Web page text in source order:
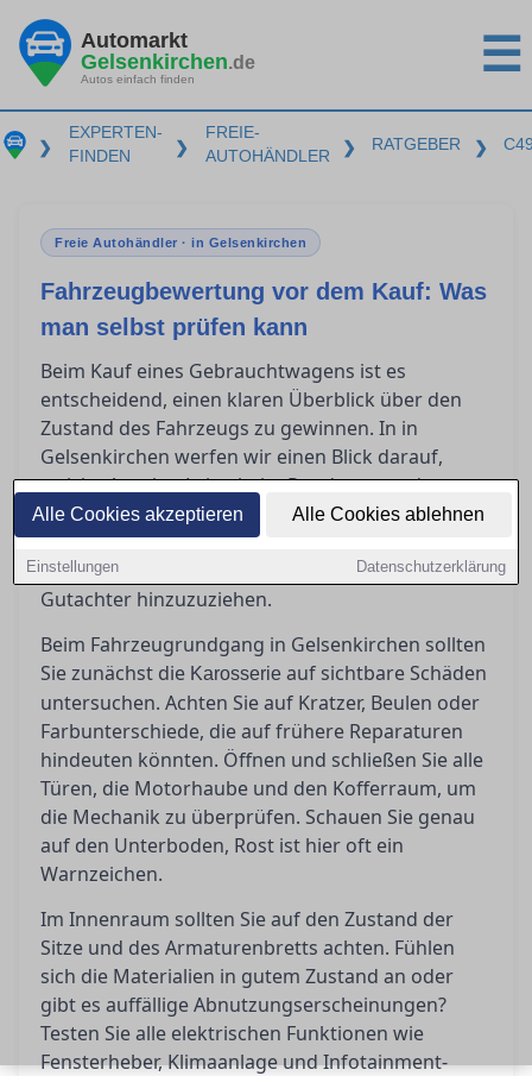
Alle Cookies akzeptieren Alle Cookies ablehnen
Einstellungen Datenschutzerklärung
Automarkt
Gelsenkirchen.de
Autos einfach finden ☰
❯
EXPERTEN-
FINDEN
❯
FREIE-
AUTOHÄNDLER
❯ RATGEBER ❯
Freie Autohändler · in Gelsenkirchen
Fahrzeugbewertung vor dem Kauf: Was
man selbst prüfen kann
Beim Kauf eines Gebrauchtwagens ist es
entscheidend, einen klaren Überblick über den
Zustand des Fahrzeugs zu gewinnen. In in
Gelsenkirchen werfen wir einen Blick darauf,
welche Aspekte Laien beim Rundgang und
während der Probefahrt eigenständig
einschätzen können. Hier erfahren Sie zudem,
wann es ratsam ist, einen unabhängigen
Gutachter hinzuzuziehen.
Beim Fahrzeugrundgang in Gelsenkirchen sollten
Sie zunächst die Karosserie auf sichtbare Schäden
untersuchen. Achten Sie auf Kratzer, Beulen oder
Farbunterschiede, die auf frühere Reparaturen
hindeuten könnten. Öffnen und schließen Sie alle
Türen, die Motorhaube und den Kofferraum, um
die Mechanik zu überprüfen. Schauen Sie genau
auf den Unterboden, Rost ist hier oft ein
Warnzeichen.
Im Innenraum sollten Sie auf den Zustand der
Sitze und des Armaturenbretts achten. Fühlen
sich die Materialien in gutem Zustand an oder
gibt es auffällige Abnutzungserscheinungen?
Testen Sie alle elektrischen Funktionen wie
Fensterheber, Klimaanlage und Infotainment-